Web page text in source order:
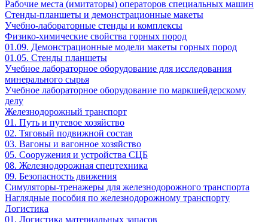
Рабочие места (имитаторы) операторов специальных машин
Стенды-планшеты и демонстрационные макеты
Учебно-лабораторные стенды и комплексы
Физико-химические свойства горных пород
01.09. Демонстрационные модели макеты горных пород
01.05. Стенды планшеты
Учебное лабораторное оборудование для исследования
минерального сырья
Учебное лабораторное оборудование по маркшейдерскому
делу
Железнодорожный транспорт
01. Путь и путевое хозяйство
02. Тяговый подвижной состав
03. Вагоны и вагонное хозяйство
05. Сооружения и устройства СЦБ
08. Железнодорожная спецтехника
09. Безопасность движения
Симуляторы-тренажеры для железнодорожного транспорта
Наглядные пособия по железнодорожному транспорту
Логистика
01. Логистика материальных запасов